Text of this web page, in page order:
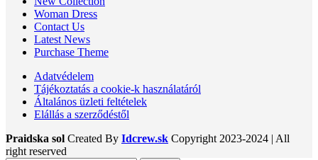
Woman Dress
Contact Us
Latest News
Purchase Theme
Adatvédelem
Tájékoztatás a cookie-k használatáról
Általános üzleti feltételek
Elállás a szerződéstől
Praidska sol Created By Idcrew.sk Copyright 2023-2024 | All
right reserved